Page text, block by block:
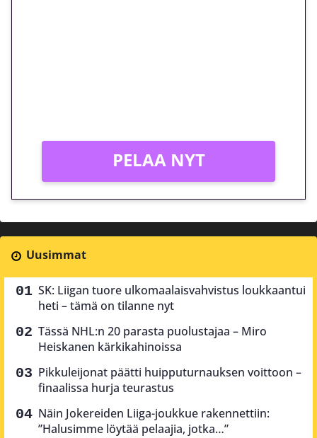
PELAA NYT
Uusimmat
SK: Liigan tuore ulkomaalaisvahvistus loukkaantui
heti – tämä on tilanne nyt
Tässä NHL:n 20 parasta puolustajaa – Miro
Heiskanen kärkikahinoissa
Pikkuleijonat päätti huipputurnauksen voittoon –
finaalissa hurja teurastus
Näin Jokereiden Liiga-joukkue rakennettiin:
”Halusimme löytää pelaajia, jotka…”